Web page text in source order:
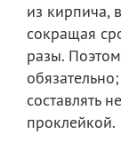
из кирпича,
сокращая
разы.
составлять
проклейкой.